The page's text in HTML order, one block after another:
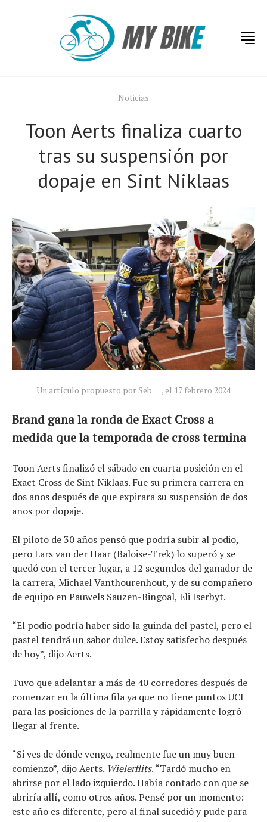
Noticias
Toon Aerts finaliza cuarto
tras su suspensión por
dopaje en Sint Niklaas
Un artículo propuesto por Seb , el 17 febrero 2024
Brand gana la ronda de Exact Cross a
medida que la temporada de cross termina
Toon Aerts finalizó el sábado en cuarta posición en el
Exact Cross de Sint Niklaas. Fue su primera carrera en
dos años después de que expirara su suspensión de dos
años por dopaje.
El piloto de 30 años pensó que podría subir al podio,
pero Lars van der Haar (Baloise-Trek) lo superó y se
quedó con el tercer lugar, a 12 segundos del ganador de
la carrera, Michael Vanthourenhout, y de su compañero
de equipo en Pauwels Sauzen-Bingoal, Eli Iserbyt.
“El podio podría haber sido la guinda del pastel, pero el
pastel tendrá un sabor dulce. Estoy satisfecho después
de hoy”, dijo Aerts.
Tuvo que adelantar a más de 40 corredores después de
comenzar en la última fila ya que no tiene puntos UCI
para las posiciones de la parrilla y rápidamente logró
llegar al frente.
“Si ves de dónde vengo, realmente fue un muy buen
comienzo”, dijo Aerts. Wielerflits. “Tardó mucho en
abrirse por el lado izquierdo. Había contado con que se
abriría allí, como otros años. Pensé por un momento:
este año es diferente, pero al final sucedió y pude para
Noticias
Tecnologías
Revisión de productos
Consejo
Tendencias
Artículos
El equipo